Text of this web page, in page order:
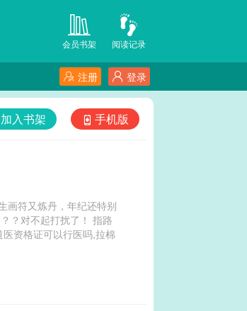
阅读记录
会员书架
登录
注册
手机版
加入书架